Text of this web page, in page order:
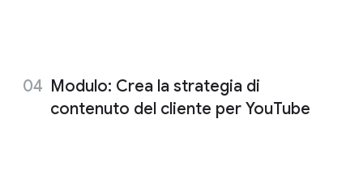
Modulo: Crea la strategia di
contenuto del cliente per YouTube